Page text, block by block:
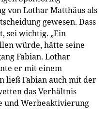
von Lothar Matthäus als
gewesen. Dass
sei wichtig. „Ein
würde, hätte seine
Fabian. Lothar
er mit einem
ließ Fabian auch mit der
das Verhältnis
und Werbeaktivierung